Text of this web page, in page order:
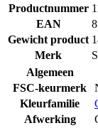
Productnummer
EAN
Gewicht product
Merk
Algemeen
FSC-keurmerk
Kleurfamilie
Afwerking